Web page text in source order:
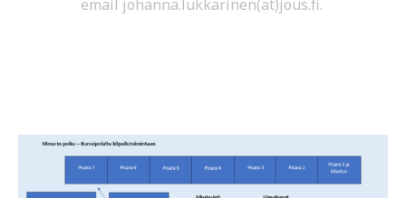
email johanna.lukkarinen(at)jous.fi.